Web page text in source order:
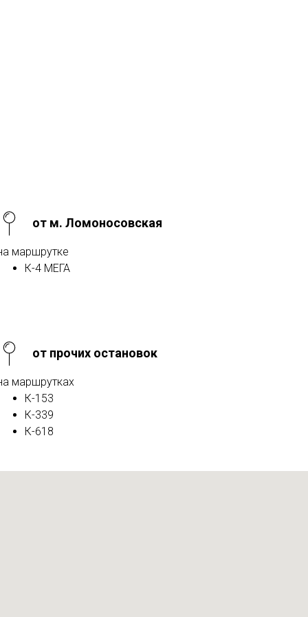
от м. Ломоносовская
маршрутке
К-4 МЕГА
от прочих остановок
маршрутках
К-153
К-339
К-618